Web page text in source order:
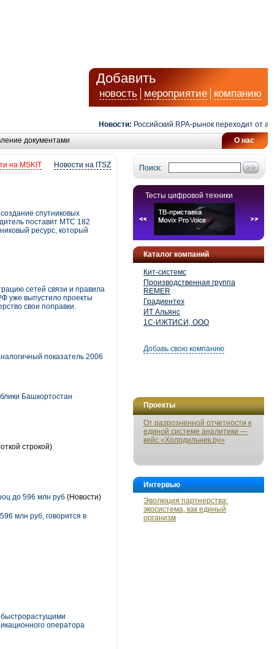
Добавить
новость мероприятие компанию
Новости: Российский RPA-рынок переходит от
О нас
документами
Поиск:
Тесты цифровой техники
Каталог компаний
Кит-системс
Производственная группа
REMER
Градиентех
ИТ Альянс
1С-ИЖТИСИ, ООО
Добавь свою компанию
Проекты
От разрозненной отчетности к
единой системе аналитики —
кейс «Холодильник.ру»
Интервью
Эволюция партнерства:
экосистема, как единый
организм
Новости на ITSZ
на MSKIT
спутниковых
поставит МТС 182
ресурс, который
сетей связи и правила
уже выпустило проекты
свои поправки.
показатель 2006
Башкортостан
строкой)
до 596 млн руб (Новости)
млн руб, говорится в
оператора